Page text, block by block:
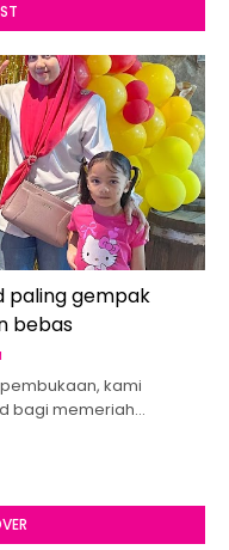
paling gempak
bebas
kami
bagi memeriah…